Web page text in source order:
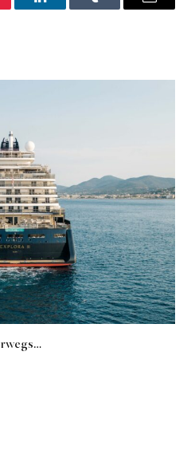
LinkedInTumblr Email